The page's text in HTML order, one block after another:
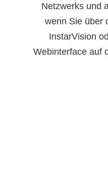
Netzwerks und
wenn Sie über
InstarVision
Webinterface auf